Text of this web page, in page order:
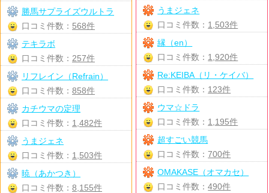
うまジェネ
口コミ件数： 1,503件
縁（en）
口コミ件数： 1,920件
Re:KEIBA（リ・ケイバ）
口コミ件数： 123件
ウマ☆ドラ
口コミ件数： 1,195件
超すごい競馬
口コミ件数：700件
OMAKASE（オマカセ）
口コミ件数：490件
勝馬サプライズウルトラ
口コミ件数： 568件
テキラボ
口コミ件数： 257件
リフレイン（Refrain）
口コミ件数： 858件
カチウマの定理
口コミ件数： 1,482件
うまジェネ
口コミ件数： 1,503件
暁（あかつき）
口コミ件数： 8,155件